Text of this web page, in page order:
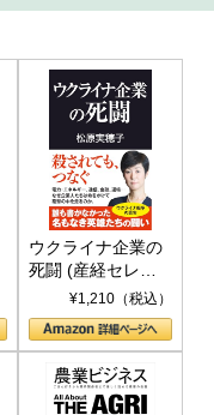
ウクライナ企業の
死闘 (産経セレク
ト S 039)¥1,210（税込）